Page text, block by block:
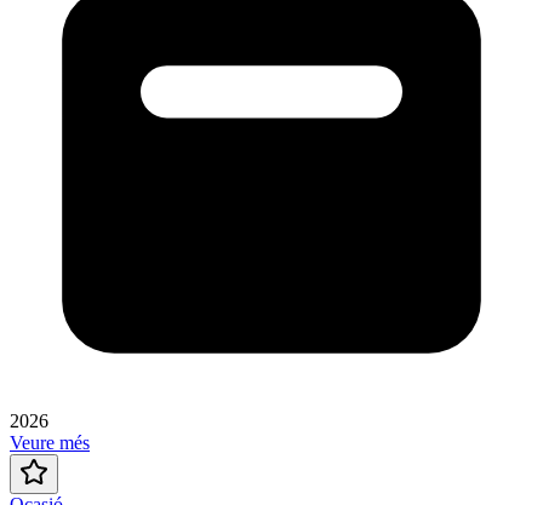
2026
Veure més